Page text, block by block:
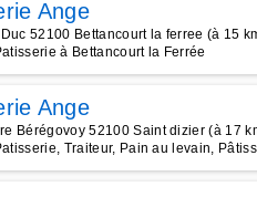
Ange
52100 Bettancourt la ferree (à 15
à Bettancourt la Ferrée
Ange
Bérégovoy 52100 Saint dizier (à 17
Traiteur, Pain au levain,